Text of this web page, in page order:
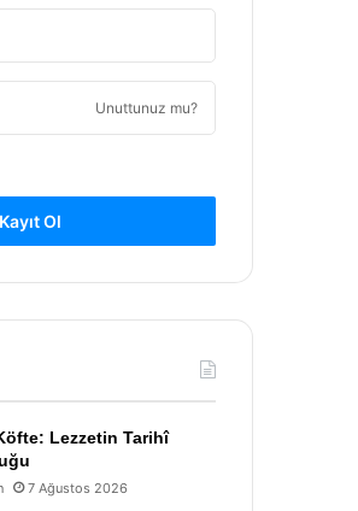
Unuttunuz mu?
Kayıt Ol
Lezzetin Tarihî
7 Ağustos 2026